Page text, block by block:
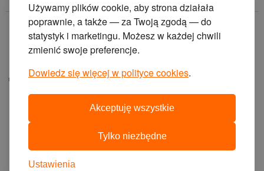
Używamy plików cookie, aby strona działała
poprawnie, a także — za Twoją zgodą — do
statystyk i marketingu. Możesz w każdej chwili
zmienić swoje preferencje.
Dowiedz się więcej w polityce cookies.
Akceptuję wszystkie
Tylko niezbędne
Ustawienia
© 2014 Zakład
Doskonalenia
Zawodowego w
ul. Krasińskiego 2, 40-
projekt i wykonanie:
cyberstudio
cms:
abeon